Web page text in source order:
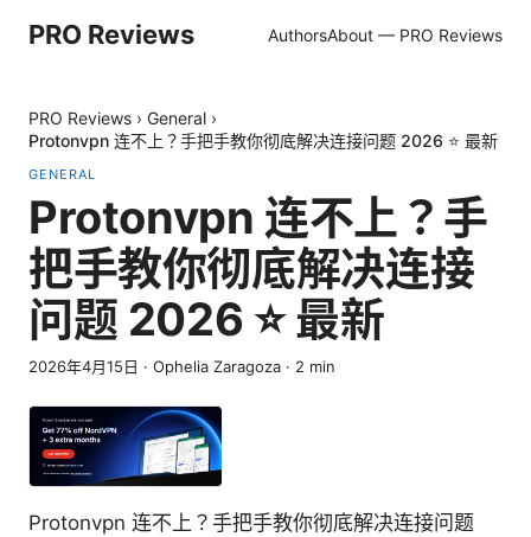
PRO Reviews AuthorsAbout — PRO Reviews
PRO Reviews › General ›
Protonvpn 连不上？手把手教你彻底解决连接问题 2026 ⭐ 最新
GENERAL
Protonvpn 连不上？手
把手教你彻底解决连接
问题 2026 ⭐ 最新
2026年4月15日 · Ophelia Zaragoza · 2 min
Protonvpn 连不上？手把手教你彻底解决连接问题